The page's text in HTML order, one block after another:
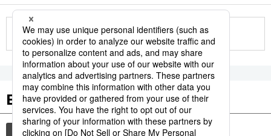
More in this series
Etiquetas destacadas
cultura gastronomía comida vida